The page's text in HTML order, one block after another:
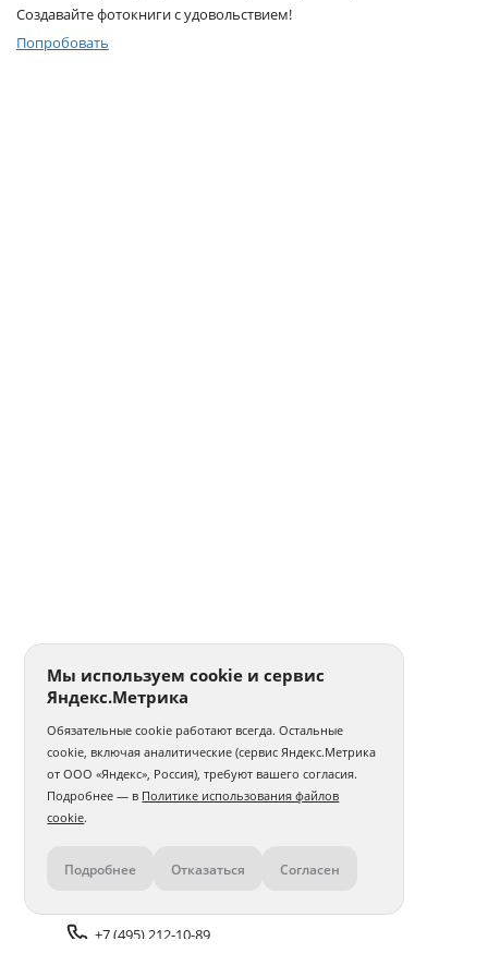
Создавайте фотокниги с удовольствием!
Попробовать
Контакты
+7 (495) 212-10-89
Мы используем cookie и сервис
Яндекс.Метрика
Обязательные cookie работают всегда. Остальные
cookie, включая аналитические (сервис Яндекс.Метрика
от ООО «Яндекс», Россия), требуют вашего согласия.
Подробнее — в Политике использования файлов
cookie.
Подробнее Отказаться Согласен